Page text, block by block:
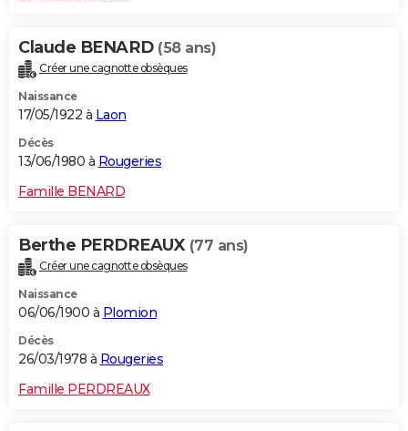
Claude BENARD (58 ans)
Créer une cagnotte obsèques
Naissance
17/05/1922 à Laon
Décès
13/06/1980 à Rougeries
Famille BENARD
Berthe PERDREAUX (77 ans)
Créer une cagnotte obsèques
Naissance
06/06/1900 à Plomion
Décès
26/03/1978 à Rougeries
Famille PERDREAUX